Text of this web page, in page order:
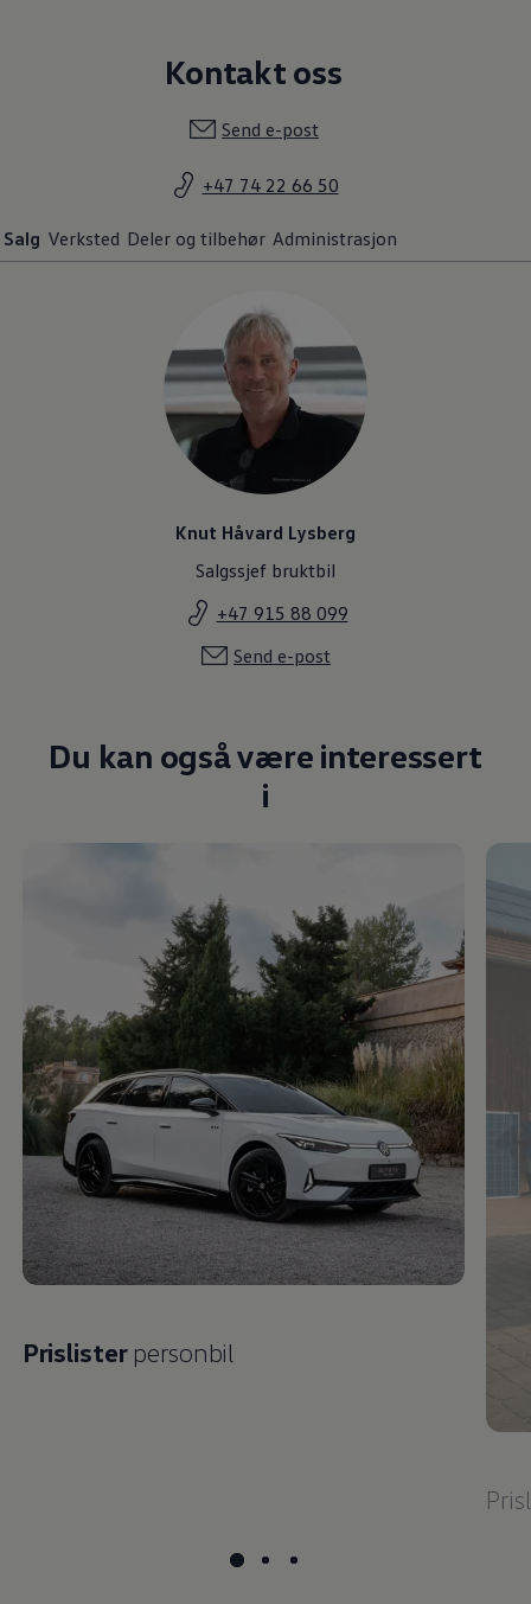
Kontakt oss
Send e-post
+47 74 22 66 50
Salg Verksted Deler og tilbehør Administrasjon
Knut Håvard Lysberg
Salgssjef bruktbil
+47 915 88 099
Send e-post
Du kan også være interessert
i
Prislister personbil